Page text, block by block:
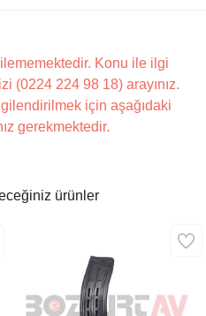
Konu ile ilgi
(0224 224 98 18) arayınız.
için aşağıdaki
gerekmektedir.
ürünler